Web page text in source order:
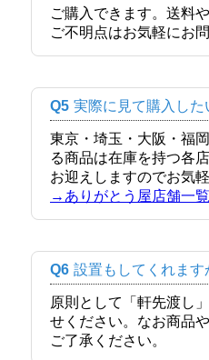
ご購入できます。送料
ご不明点はお気軽にお
Q5 実際に見て購入した
東京・埼玉・大阪・福
る商品は在庫を持つ各
お迎えしますのでお気
→ありがとう屋店舗一覧
Q6 設置もしてくれます
原則として「軒先渡し
せください。なお商品
ご了承ください。